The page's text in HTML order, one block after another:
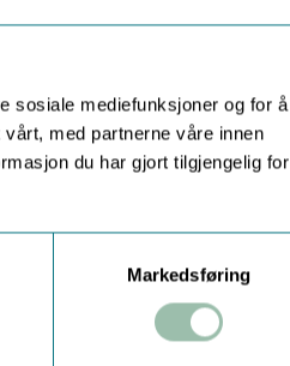
sosiale mediefunksjoner og for å
med partnerne våre innen
du har gjort tilgjengelig for
Markedsføring